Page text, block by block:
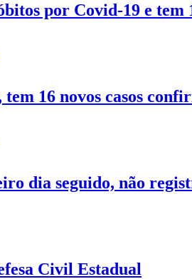
por Covid-19 e tem
16 novos casos
dia seguido, não
Civil Estadual